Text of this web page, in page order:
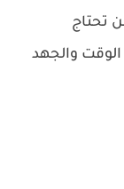
لن تحتاج
والجهد